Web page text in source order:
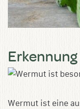
Wermut ist eine